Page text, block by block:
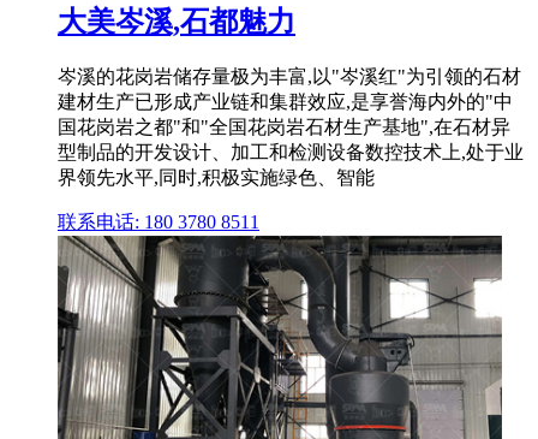
大美岑溪,石都魅力
岑溪的花岗岩储存量极为丰富,以"岑溪红"为引领的石材
建材生产已形成产业链和集群效应,是享誉海内外的"中
国花岗岩之都"和"全国花岗岩石材生产基地",在石材异
型制品的开发设计、加工和检测设备数控技术上,处于业
界领先水平,同时,积极实施绿色、智能
联系电话: 180 3780 8511